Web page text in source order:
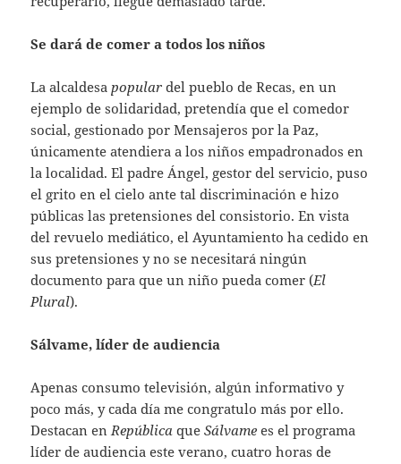
Se dará de comer a todos los niños
La alcaldesa popular del pueblo de Recas, en un
ejemplo de solidaridad, pretendía que el comedor
social, gestionado por Mensajeros por la Paz,
únicamente atendiera a los niños empadronados en
la localidad. El padre Ángel, gestor del servicio, puso
el grito en el cielo ante tal discriminación e hizo
públicas las pretensiones del consistorio. En vista
del revuelo mediático, el Ayuntamiento ha cedido en
sus pretensiones y no se necesitará ningún
documento para que un niño pueda comer (El
Plural).
Sálvame, líder de audiencia
Apenas consumo televisión, algún informativo y
poco más, y cada día me congratulo más por ello.
Destacan en RepúblicaqueSálvame es el programa
líder de audiencia este verano, cuatro horas de